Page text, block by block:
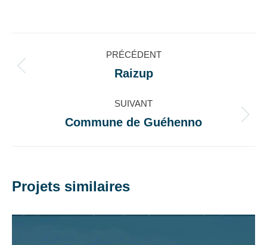
Navigation
de
commentaire
PRÉCÉDENT
Onglet
Raizup
SUIVANT
Projets
Commune de Guéhenno
Projets similaires